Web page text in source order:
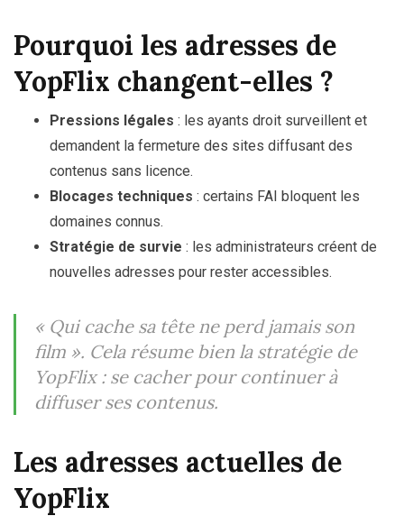
Pourquoi les adresses de
YopFlix changent-elles ?
Pressions légales : les ayants droit surveillent et
demandent la fermeture des sites diffusant des
contenus sans licence.
Blocages techniques : certains FAI bloquent les
domaines connus.
Stratégie de survie : les administrateurs créent de
nouvelles adresses pour rester accessibles.
« Qui cache sa tête ne perd jamais son
film ». Cela résume bien la stratégie de
YopFlix : se cacher pour continuer à
diffuser ses contenus.
Les adresses actuelles de
YopFlix